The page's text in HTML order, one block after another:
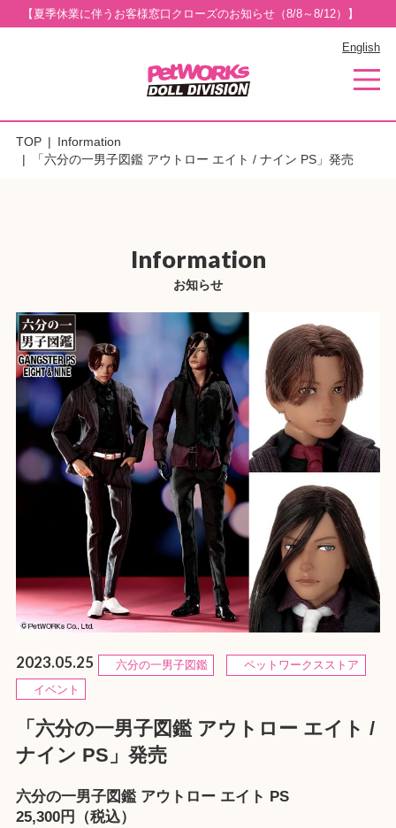
【夏季休業に伴うお客様窓口クローズのお知らせ（8/8～8/12）】
English
TOP
Information
「六分の一男子図鑑 アウトロー エイト / ナイン PS」発売
Information
お知らせ
2023.05.25 六分の一男子図鑑
ペットワークスストア
イベント
「六分の一男子図鑑 アウトロー エイト /
ナイン PS」発売
六分の一男子図鑑 アウトロー エイト PS
25,300円（税込）